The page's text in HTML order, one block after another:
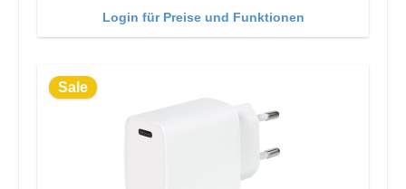
Login für Preise und Funktionen
Sale